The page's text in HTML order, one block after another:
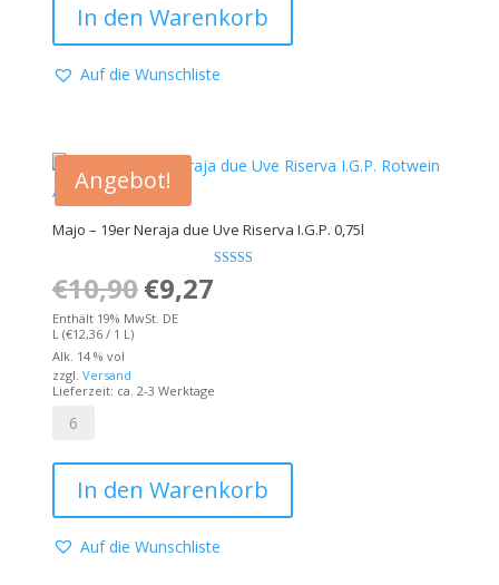
Primitivo
di
Manduria
Menge
In den Warenkorb
Auf die Wunschliste
Angebot!
Majo – 19er Neraja due Uve Riserva I.G.P. 0,75l
€10,90 Ursprünglicher
Preis
€10,90
€9,27
€9,27.
Enthält 19% MwSt. DE
L (€12,36/ 1 L)
Alk. 14 % vol
zzgl. Versand
Lieferzeit: ca. 2-3 Werktage
Majo
-
19er
Neraja
due
In den Warenkorb
Auf die Wunschliste